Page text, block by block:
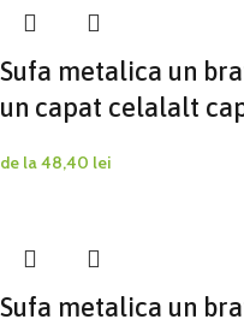
Sufa metalica un
un capat celalalt
de la48,40 lei
Sufa metalica un